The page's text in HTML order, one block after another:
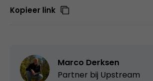
Kopieer link
Marco Derksen
Partner bij Upstream